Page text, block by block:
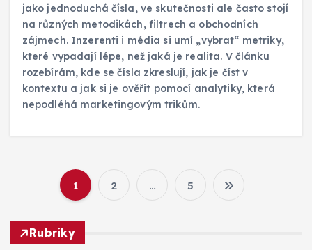
jako jednoduchá čísla, ve skutečnosti ale často stojí
na různých metodikách, filtrech a obchodních
zájmech. Inzerenti i média si umí „vybrat“ metriky,
které vypadají lépe, než jaká je realita. V článku
rozebírám, kde se čísla zkreslují, jak je číst v
kontextu a jak si je ověřit pomocí analytiky, která
nepodléhá marketingovým trikům.
S
1 2 … 5
Rubriky